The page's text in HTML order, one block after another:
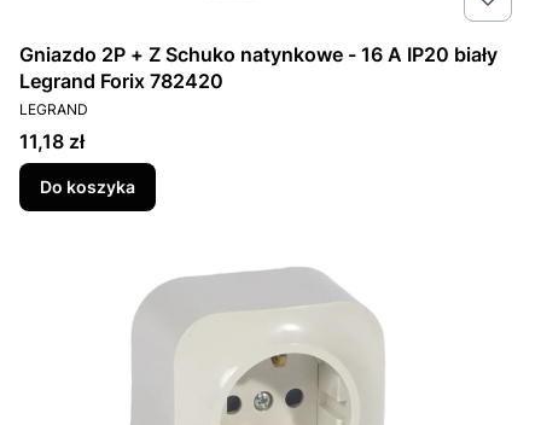
Gniazdo 2P + Z Schuko natynkowe - 16 A IP20 biały
Legrand Forix 782420
PRODUCENT
LEGRAND
Cena
11,18 zł
Do koszyka